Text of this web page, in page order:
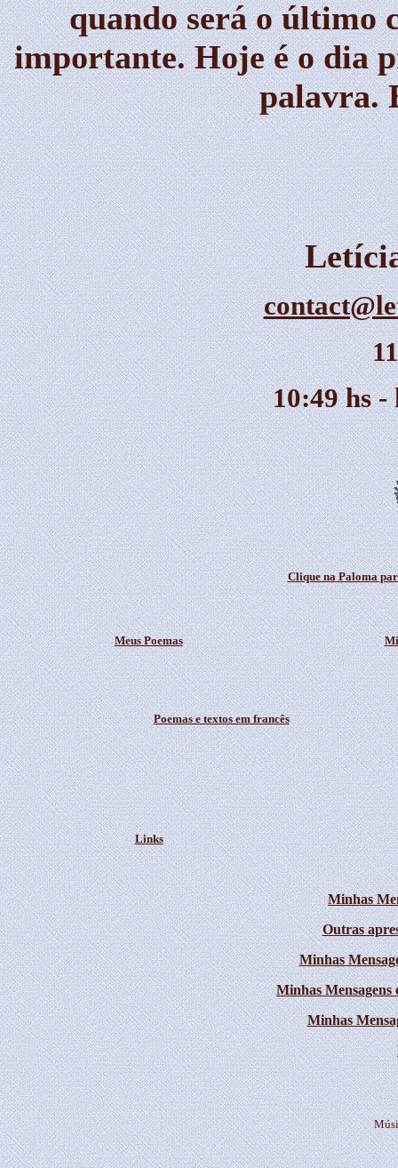
quando será o último
importante. Hoje é o dia
palavra.
10:49 hs
Clique na Paloma
Meus Poemas
Poemas e textos em francês
Links
Minhas
Outras
Minhas
Minhas
Minhas